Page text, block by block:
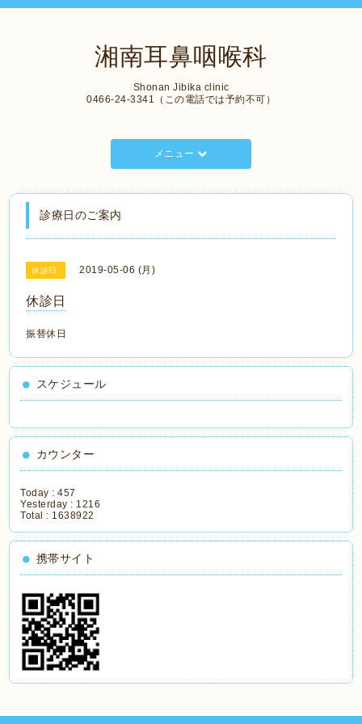
湘南耳鼻咽喉科
Shonan Jibika clinic
0466-24-3341（この電話では予約不可）
メニュー
診療日のご案内
休診日 2019-05-06 (月)
休診日
振替休日
スケジュール
カウンター
Today :457
Yesterday : 1216
Total : 1638922
携帯サイト